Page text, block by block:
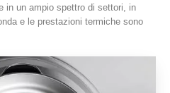
in un ampio spettro di settori, in
e le prestazioni termiche sono